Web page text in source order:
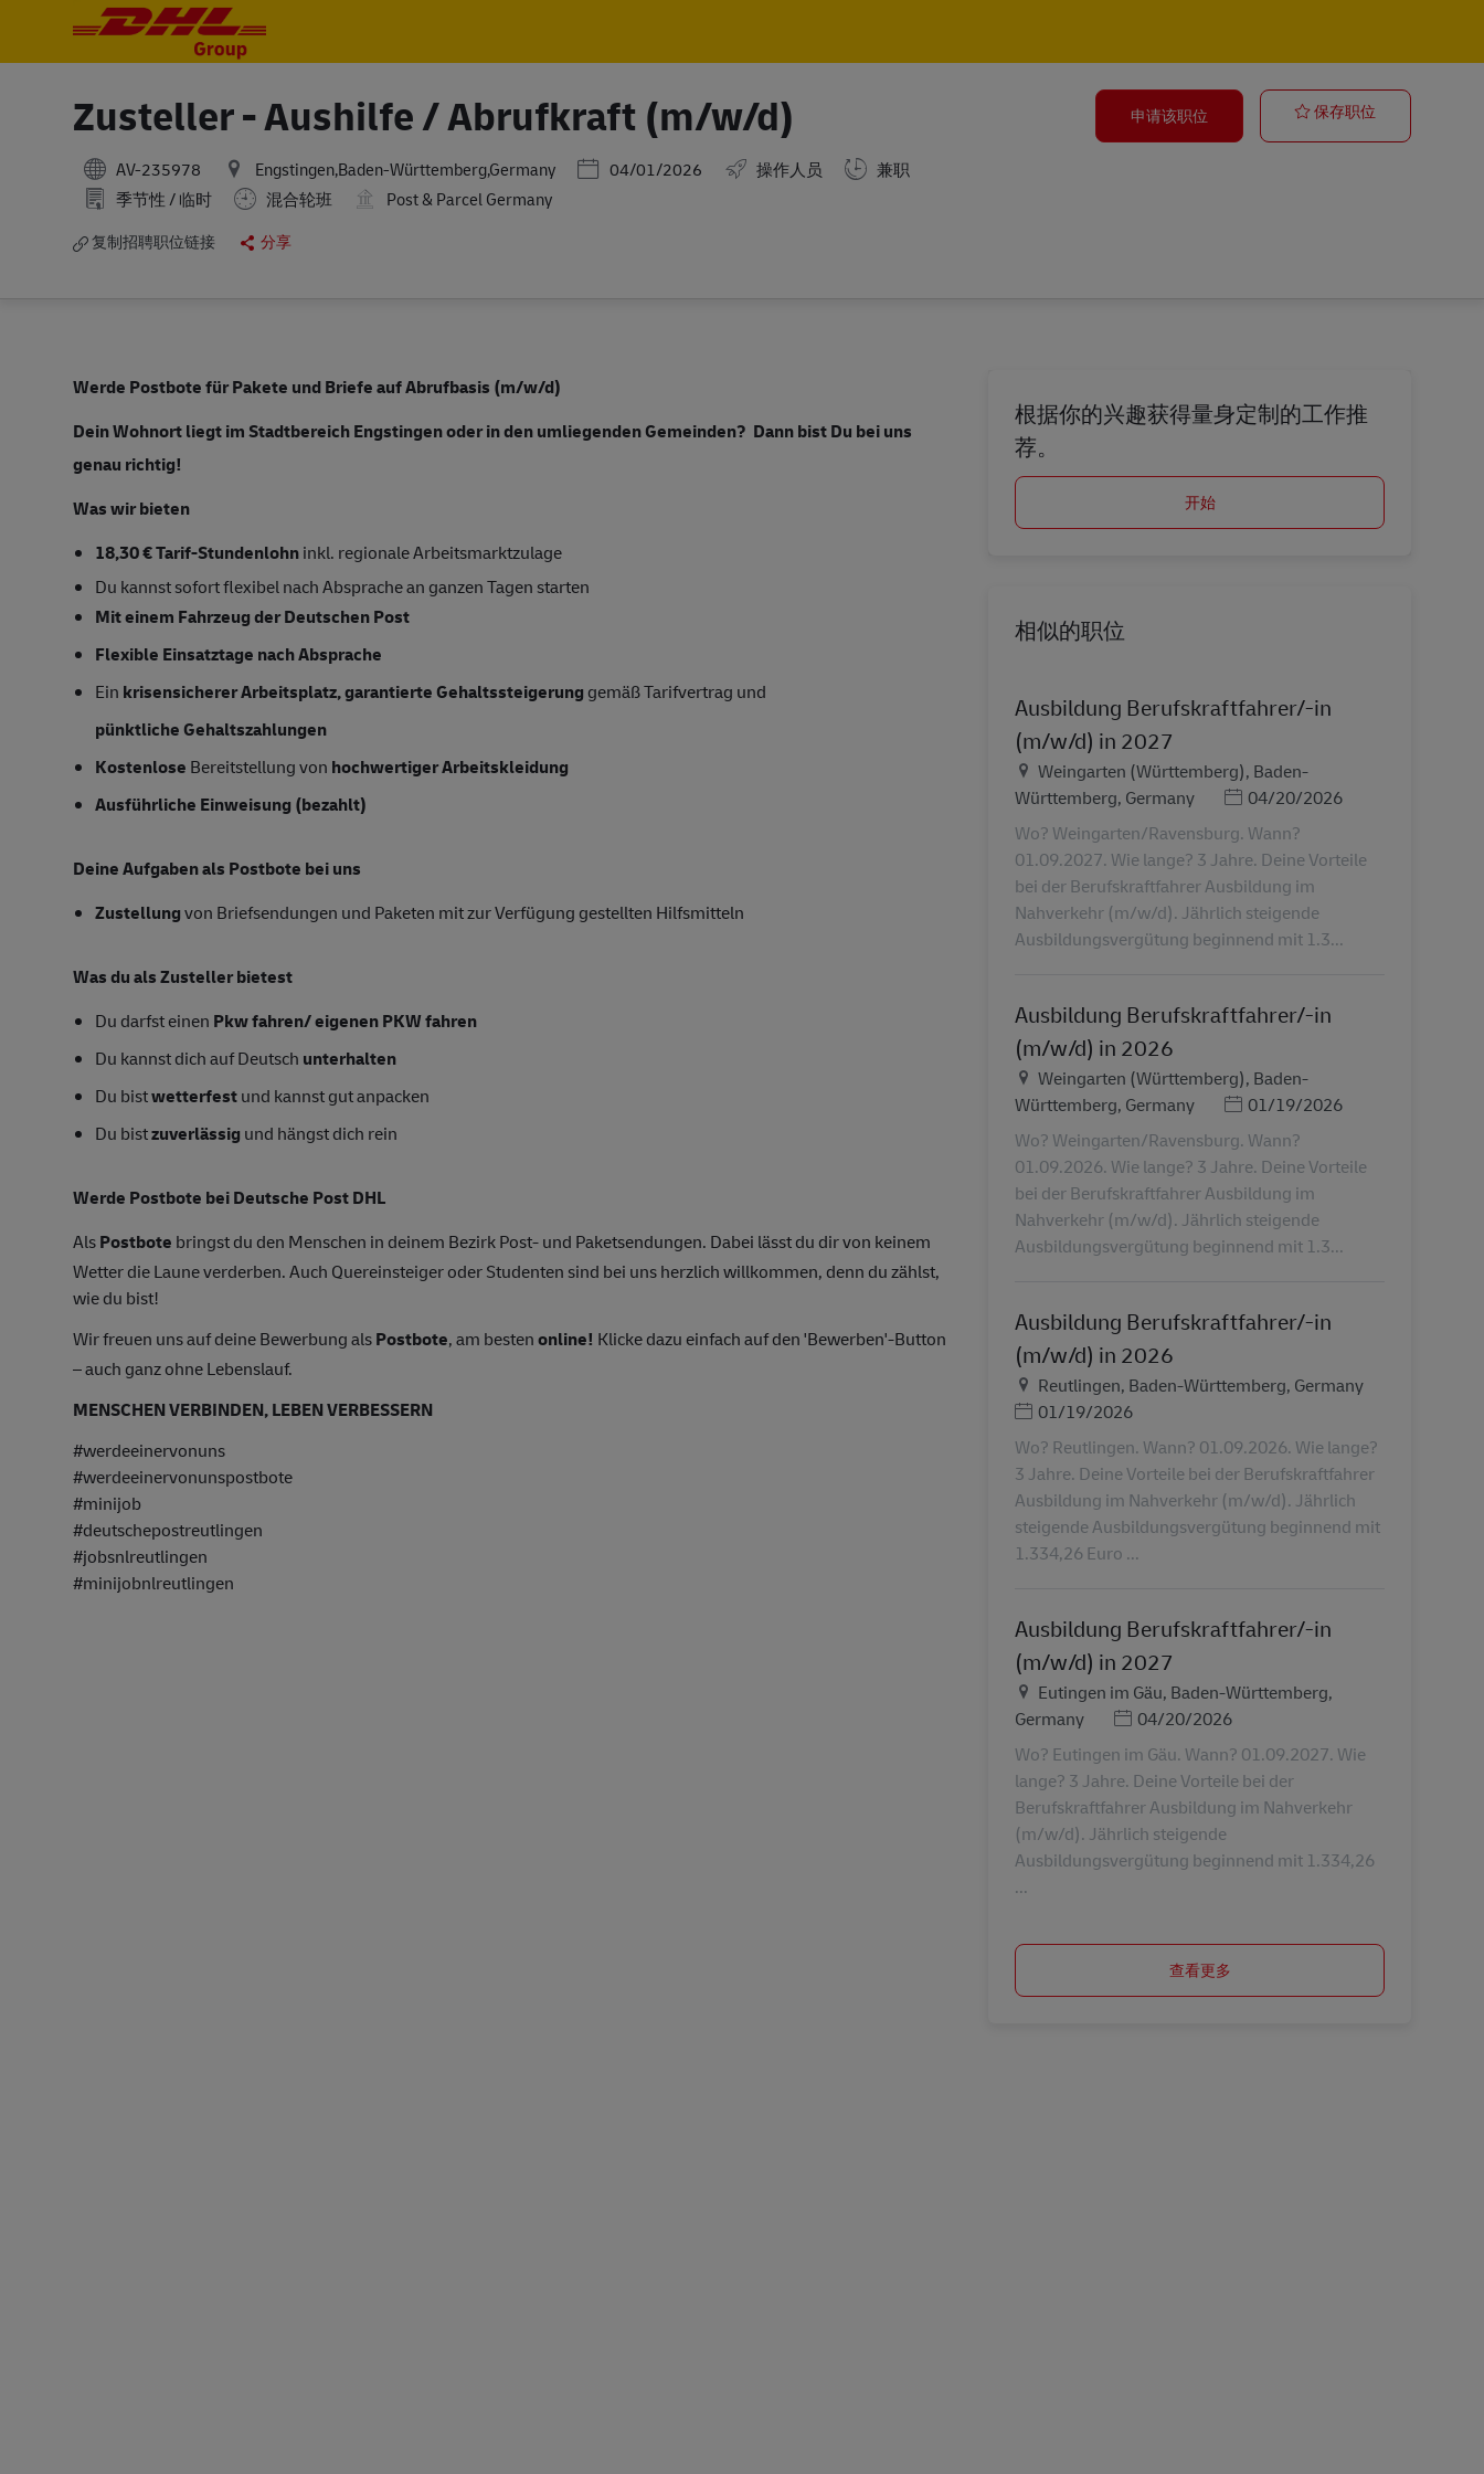
Zusteller - Aushilfe / Abrufkraft (m/w/d)
AV-235978 Engstingen,Baden-Württemberg,Germany Posted Date
04/01/2026 操作人员
兼职
季节性 / 临时
混合轮班 Post & Parcel Germany
复制招聘职位链接 分享
申请该职位 保存职位Zusteller -
Werde Postbote für Pakete und Briefe auf Abrufbasis (m/w/d)
DeinWohnort liegt im Stadtbereich Engstingen oder in den umliegenden Gemeinden? Dann bist Du bei uns
genau richtig!
Was wir bieten
18,30 € Tarif-Stundenlohninkl. regionale Arbeitsmarktzulage
Du kannst sofort flexibel nach Absprache an ganzen Tagen starten
Mit einem Fahrzeug der Deutschen Post
Flexible Einsatztage nach Absprache
Ein krisensicherer Arbeitsplatz, garantierte Gehaltssteigerung gemäß Tarifvertrag und
pünktliche Gehaltszahlungen
Kostenlose Bereitstellung von hochwertiger Arbeitskleidung
Ausführliche Einweisung (bezahlt)
Deine Aufgaben als Postbote bei uns
Zustellungvon Briefsendungen und Paketen mit zur Verfügung gestellten Hilfsmitteln
Was du als Zusteller bietest
Du darfst einen Pkw fahren/ eigenen PKW fahren
Du kannst dich auf Deutsch unterhalten
Du bistwetterfestund kannst gut anpacken
Du bistzuverlässig und hängst dich rein
Werde Postbote bei Deutsche Post DHL
AlsPostbote bringst du den Menschen in deinem Bezirk Post- und Paketsendungen. Dabei lässt du dir von keinem
Wetter die Laune verderben. Auch Quereinsteiger oder Studenten sind bei uns herzlich willkommen, denn du zählst,
wie du bist!
Wir freuen uns auf deine Bewerbung alsPostbote, am bestenonline! Klicke dazu einfach auf den 'Bewerben'-Button
– auch ganz ohne Lebenslauf.
MENSCHEN VERBINDEN, LEBEN VERBESSERN
#werdeeinervonuns
#werdeeinervonunspostbote
#minijob
#deutschepostreutlingen
#jobsnlreutlingen
#minijobnlreutlingen
根据你的兴趣获得量身定制的工作推
荐。
开始
相似的职位
Ausbildung Berufskraftfahrer/-in
(m/w/d) in 2027
地点Weingarten (Württemberg), Baden-
Württemberg, Germany
Posted Date
04/20/2026
Wo? Weingarten/Ravensburg. Wann?
01.09.2027. Wie lange? 3 Jahre. Deine Vorteile
bei der Berufskraftfahrer Ausbildung im
Nahverkehr (m/w/d). Jährlich steigende
Ausbildungsvergütung beginnend mit 1.3...
Ausbildung Berufskraftfahrer/-in
(m/w/d) in 2026
地点Weingarten (Württemberg), Baden-
Württemberg, Germany
Posted Date
01/19/2026
Wo? Weingarten/Ravensburg. Wann?
01.09.2026. Wie lange? 3 Jahre. Deine Vorteile
bei der Berufskraftfahrer Ausbildung im
Nahverkehr (m/w/d). Jährlich steigende
Ausbildungsvergütung beginnend mit 1.3...
Ausbildung Berufskraftfahrer/-in
(m/w/d) in 2026
地点Reutlingen, Baden-Württemberg, Germany
Posted Date
01/19/2026
Wo? Reutlingen. Wann? 01.09.2026. Wie lange?
3 Jahre. Deine Vorteile bei der Berufskraftfahrer
Ausbildung im Nahverkehr (m/w/d). Jährlich
steigende Ausbildungsvergütung beginnend mit
1.334,26 Euro ...
Ausbildung Berufskraftfahrer/-in
(m/w/d) in 2027
地点Eutingen im Gäu, Baden-Württemberg,
Germany
Posted Date
04/20/2026
Wo? Eutingen im Gäu. Wann? 01.09.2027. Wie
lange? 3 Jahre. Deine Vorteile bei der
Berufskraftfahrer Ausbildung im Nahverkehr
(m/w/d). Jährlich steigende
Ausbildungsvergütung beginnend mit 1.334,26
...
查看更多